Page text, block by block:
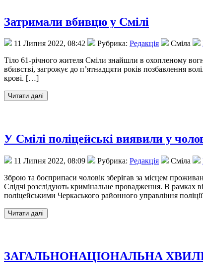
Затримали вбивцю у Смілі
11 Липня 2022, 08:42 Рубрика: Редакція Сміла
Тіло 61-річного жителя Сміли знайшли в охопленому
вбивстві, загрожує до п’ятнадцяти років позбавлення
крові. […]
У Смілі поліцейські виявили у
11 Липня 2022, 08:09 Рубрика: Редакція Сміла
Зброю та боєприпаси чоловік зберігав за місцем
Слідчі розслідують кримінальне провадження. В рамках
поліцейськими Черкаського районного управління
ЗАГАЛЬНОНАЦІОНАЛЬНА